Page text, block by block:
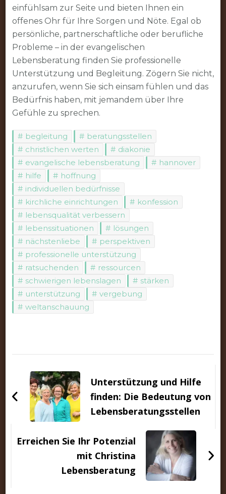
einfühlsam zur Seite und bieten Ihnen ein
offenes Ohr für Ihre Sorgen und Nöte. Egal ob
persönliche, partnerschaftliche oder berufliche
Probleme – in der evangelischen
Lebensberatung finden Sie professionelle
Unterstützung und Begleitung. Zögern Sie nicht,
anzurufen, wenn Sie sich einsam fühlen und das
Bedürfnis haben, mit jemandem über Ihre
Gefühle zu sprechen.
begleitung
beratungsstellen
christlichen werten
diakonie
evangelische lebensberatung
hannover
hilfe
hoffnung
individuellen bedürfnisse
kirchliche einrichtungen
konfession
lebensqualität verbessern
lebenssituationen
lösungen
nächstenliebe
perspektiven
professionelle unterstützung
ratsuchenden
ressourcen
schwierigen lebenslagen
stärken
unterstützung
vergebung
weltanschauung
Unterstützung und Hilfe
finden: Die Bedeutung von
Lebensberatungsstellen
Erreichen Sie Ihr Potenzial
mit Christina
Lebensberatung